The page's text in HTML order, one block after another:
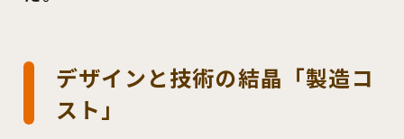
デザインと技術の結晶「製造コ
スト」